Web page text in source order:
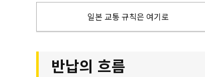
일본 교통 규칙은 여기로
반납의 흐름